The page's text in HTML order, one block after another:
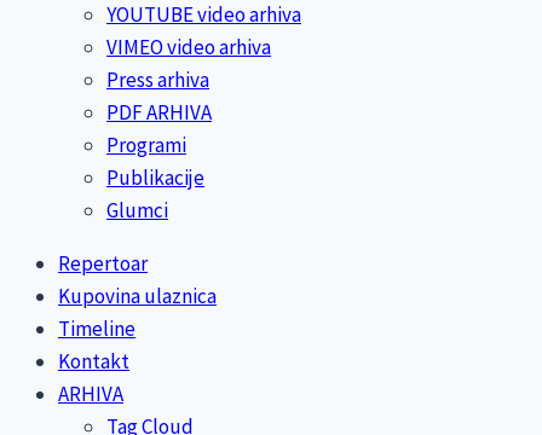
YOUTUBE video arhiva
VIMEO video arhiva
Press arhiva
PDF ARHIVA
Programi
Publikacije
Glumci
Repertoar
Kupovina ulaznica
Timeline
Kontakt
ARHIVA
Tag Cloud